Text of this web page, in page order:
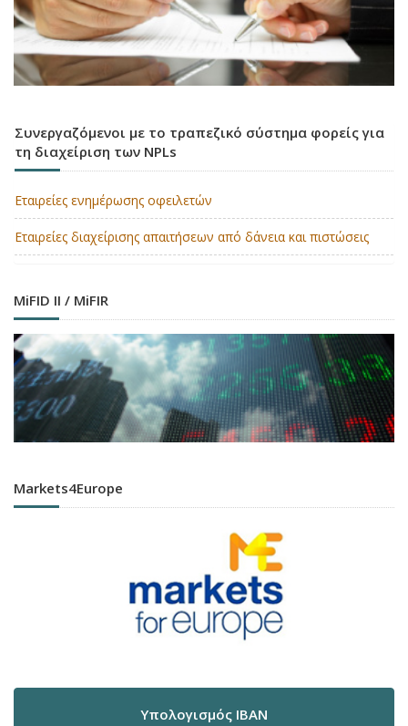
Συνεργαζόμενοι με το τραπεζικό σύστημα φορείς για
τη διαχείριση των NPLs
Εταιρείες ενημέρωσης οφειλετών
Εταιρείες διαχείρισης απαιτήσεων από δάνεια και πιστώσεις
MiFID II / MiFIR
Markets4Europe
Υπολογισμός IBAN